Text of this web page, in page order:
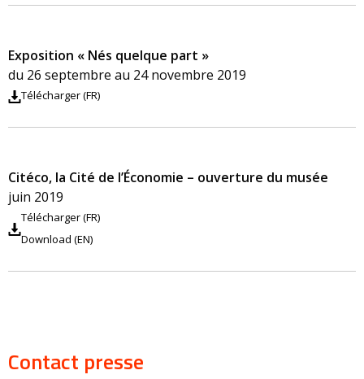
Exposition « Nés quelque part »
du 26 septembre au 24 novembre 2019
Télécharger (FR)
Citéco, la Cité de l’Économie – ouverture du musée
juin 2019
Télécharger (FR)
Download (EN)
Contact presse